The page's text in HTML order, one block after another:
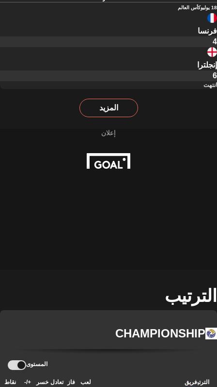
18 يوليو كأس العالم
فرنسا
4
إنجلترا
6
انتهت
المزيد
الترتيب
CHAMPIONSHIP
المستوى
الترتيبفريق لعب فاز تعادل خسر +/- نقاط